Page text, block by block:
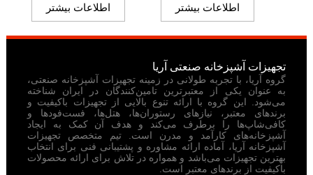
اطلاعات بیشتر اطلاعات بیشتر
تجهیزات آشپزخانه صنعتی آریا
گروه آریا، با تجربه طولانی در زمینه تجهیزات آشپزخانه صنعتی،
به عنوان یکی از معتبرترین تامین‌کنندگان در ایران شناخته
می‌شود. این گروه با ارائه تنوع بالایی از تجهیزات باکیفیت و
برندهای معتبر، نیازهای رستوران‌ها، هتل‌ها، فست‌فودها و
کافی‌شاپ‌ها را برطرف می‌کند و هدف آن کمک به ایجاد
آشپزخانه‌های کارآمد و مدرن است. تیم متخصص تجهیزات
آشپزخانه آریا، آماده ارائه مشاوره و پشتیبانی فنی برای انتخاب
بهترین تجهیزات می‌باشد و همواره در تلاش برای ارائه محصولات
باکیفیت از برندهای معتبر است.